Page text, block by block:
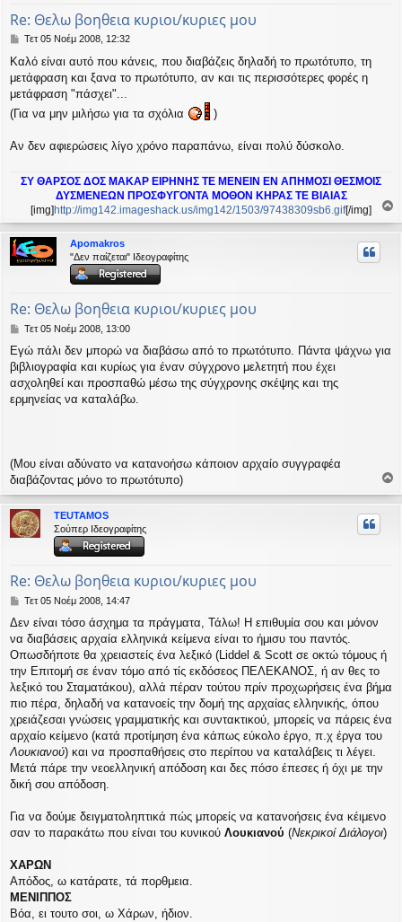
Re: Θελω βοηθεια κυριοι/κυριες μου
Δ
μ
ο
σ
ε
σ
Τετ 05 Νοέμ 2008, 12:32
Καλό είναι αυτό που κάνεις, που διαβάζεις δηλαδή το πρωτότυπο, τη
μετάφραση και ξανα το πρωτότυπο, αν και τις περισσότερες φορές η
μετάφραση "πάσχει"...
(Για να μην μιλήσω για τα σχόλια
)
Αν δεν αφιερώσεις λίγο χρόνο παραπάνω, είναι πολύ δύσκολο.
ΣΥ ΘΑΡΣΟΣ ΔΟΣ ΜΑΚΑΡ ΕΙΡΗΝΗΣ ΤΕ ΜΕΝΕΙΝ ΕΝ ΑΠΗΜΟΣΙ ΘΕΣΜΟΙΣ
ΔΥΣΜΕΝΕΩΝ ΠΡΟΣΦΥΓΟΝΤΑ ΜΟΘΟΝ ΚΗΡΑΣ ΤΕ ΒΙΑΙΑΣ
[img] http://img142.imageshack.us/img142/1503/97438309sb6.gif[/img]
ο
ρ
Apomakros
"Δεν παίζεται" Ιδεογραφίτης
Re: Θελω βοηθεια κυριοι/κυριες μου
Δ
μ
ο
σ
ί
ε
Τετ 05 Νοέμ 2008, 13:00
Εγώ πάλι δεν μπορώ να διαβάσω από το πρωτότυπο. Πάντα ψάχνω για
βιβλιογραφία και κυρίως για έναν σύγχρονο μελετητή που έχει
ασχοληθεί και προσπαθώ μέσω της σύγχρονης σκέψης και της
ερμηνείας να καταλάβω.
(Μου είναι αδύνατο να κατανοήσω κάποιον αρχαίο συγγραφέα
διαβάζοντας μόνο το πρωτότυπο)
ο
ρ
TEUTAMOS
Σούπερ Ιδεογραφίτης
Re: Θελω βοηθεια κυριοι/κυριες μου
Δ
μ
ο
σ
ί
ε
υ
σ
η
Τετ 05 Νοέμ 2008, 14:47
Δεν είναι τόσο άσχημα τα πράγματα, Τάλω! Η επιθυμία σου και μόνον
να διαβάσεις αρχαία ελληνικά κείμενα είναι το ήμισυ του παντός.
Οπωσδήποτε θα χρειαστείς ένα λεξικό (Liddel & Scott σε οκτώ τόμους ή
την Επιτομή σε έναν τόμο από τίς εκδόσεος ΠΕΛΕΚΑΝΟΣ, ή αν θες το
λεξικό του Σταματάκου), αλλά πέραν τούτου πρίν προχωρήσεις ένα βήμα
πιο πέρα, δηλαδή να κατανοείς την δομή της αρχαίας ελληνικής, όπου
χρειάζεσαι γνώσεις γραμματικής και συντακτικού, μπορείς να πάρεις ένα
αρχαίο κείμενο (κατά προτίμηση ένα κάπως εύκολο έργο, π.χ έργα του
Λουκιανού) και να προσπαθήσεις στο περίπου να καταλάβεις τι λέγει.
Μετά πάρε την νεοελληνική απόδοση και δες πόσο έπεσες ή όχι με την
δική σου απόδοση.
Για να δούμε δειγματοληπτικά πώς μπορείς να κατανοήσεις ένα κέιμενο
σαν το παρακάτω που είναι του κυνικού Λουκιανού (Νεκρικοί Διάλογοι)
ΧΑΡΩΝ
Απόδος, ω κατάρατε, τά πορθμεια.
ΜΕΝΙΠΠΟΣ
Βόα, ει τουτο σοι, ω Χάρων, ήδιον.